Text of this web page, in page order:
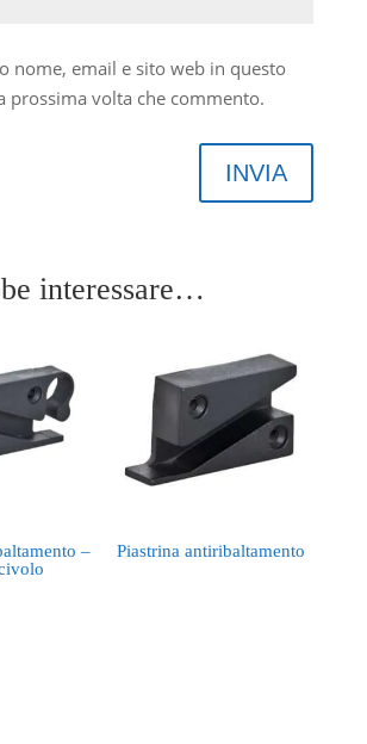
nome, email e sito web in questo
prossima volta che commento.
INVIA
interessare…
–
Piastrina antiribaltamento